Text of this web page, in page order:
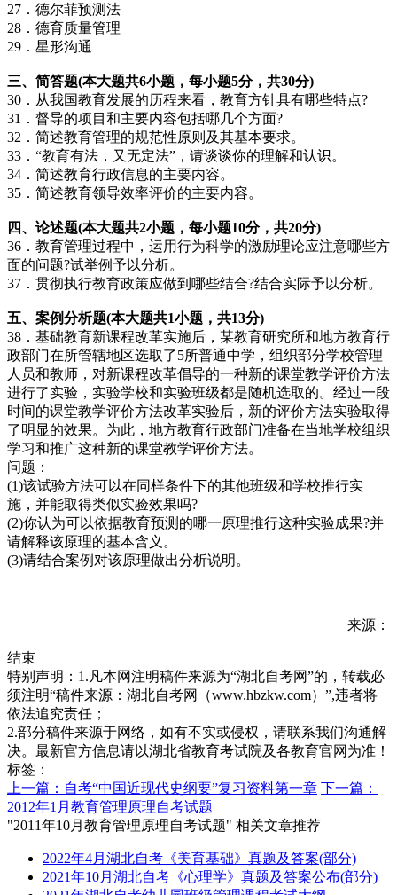
27．德尔菲预测法
28．德育质量管理
29．星形沟通
三、简答题(本大题共6小题，每小题5分，共30分)
30．从我国教育发展的历程来看，教育方针具有哪些特点?
31．督导的项目和主要内容包括哪几个方面?
32．简述教育管理的规范性原则及其基本要求。
33．“教育有法，又无定法”，请谈谈你的理解和认识。
34．简述教育行政信息的主要内容。
35．简述教育领导效率评价的主要内容。
四、论述题(本大题共2小题，每小题10分，共20分)
36．教育管理过程中，运用行为科学的激励理论应注意哪些方
面的问题?试举例予以分析。
37．贯彻执行教育政策应做到哪些结合?结合实际予以分析。
五、案例分析题(本大题共1小题，共13分)
38．基础教育新课程改革实施后，某教育研究所和地方教育行
政部门在所管辖地区选取了5所普通中学，组织部分学校管理
人员和教师，对新课程改革倡导的一种新的课堂教学评价方法
进行了实验，实验学校和实验班级都是随机选取的。经过一段
时间的课堂教学评价方法改革实验后，新的评价方法实验取得
了明显的效果。为此，地方教育行政部门准备在当地学校组织
学习和推广这种新的课堂教学评价方法。
问题：
(1)该试验方法可以在同样条件下的其他班级和学校推行实
施，并能取得类似实验效果吗?
(2)你认为可以依据教育预测的哪一原理推行这种实验成果?并
请解释该原理的基本含义。
(3)请结合案例对该原理做出分析说明。
来源：
结束
特别声明：1.凡本网注明稿件来源为“湖北自考网”的，转载必
须注明“稿件来源：湖北自考网（www.hbzkw.com）”,违者将
依法追究责任；
2.部分稿件来源于网络，如有不实或侵权，请联系我们沟通解
决。最新官方信息请以湖北省教育考试院及各教育官网为准！
标签：
上一篇：自考“中国近现代史纲要”复习资料第一章 下一篇：
2012年1月教育管理原理自考试题
"2011年10月教育管理原理自考试题" 相关文章推荐
2022年4月湖北自考《美育基础》真题及答案(部分)
2021年10月湖北自考《心理学》真题及答案公布(部分)